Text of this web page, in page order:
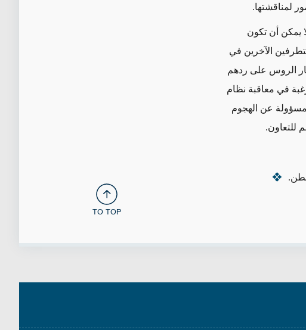
لمناقشتها.
يمكن أن تكون
الآخرين في
الروس على ردهم
في معاقبة نظام
عن الهجوم
للتعاون.
TO TOP